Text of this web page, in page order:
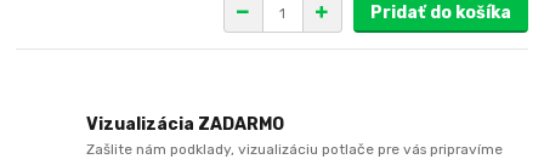
Pridať do košíka
Vizualizácia ZADARMO
Zašlite nám podklady, vizualizáciu potlače pre vás pripravíme